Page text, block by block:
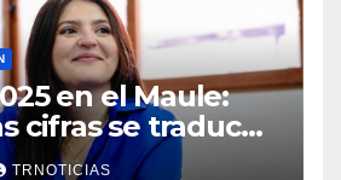
en el Maule:
cifras se traducen
TRNOTICIAS